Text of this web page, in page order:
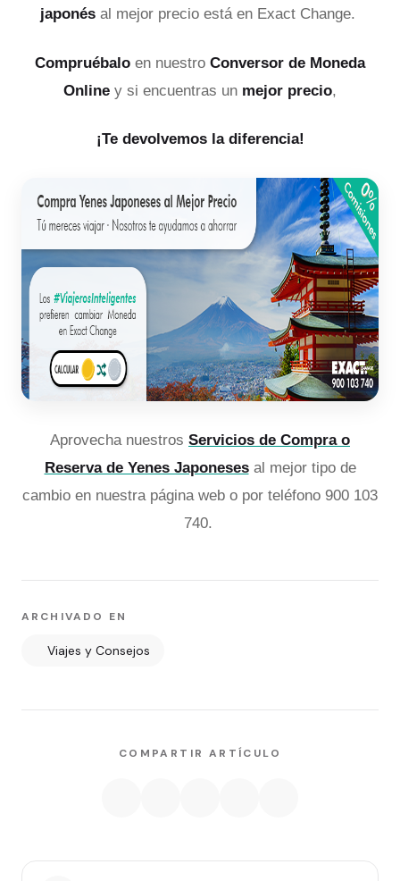
japonés al mejor precio está en Exact Change.
Compruébalo en nuestro Conversor de Moneda
Online y si encuentras un mejor precio,
¡Te devolvemos la diferencia!
Aprovecha nuestros Servicios de Compra o
Reserva de Yenes Japonesesal mejor tipo de
cambio en nuestra página web o por teléfono 900 103
740.
ARCHIVADO EN
Viajes y Consejos
COMPARTIR ARTÍCULO